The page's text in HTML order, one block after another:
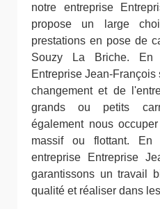
notre entreprise
propose un large
prestations en pose de
Souzy La Briche. En
Entreprise Jean-
changement et de
grands ou petits
également nous
massif ou flottant.
entreprise Entreprise
garantissons un travail
qualité et réaliser dans